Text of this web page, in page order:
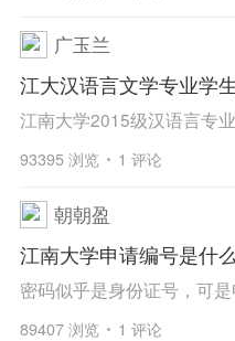
广玉兰
江大汉语言文学专业学
93395 浏览 1 评论
朝朝盈
江南大学申请编号是什么
密码似乎是身份证号，可
89407 浏览 1 评论